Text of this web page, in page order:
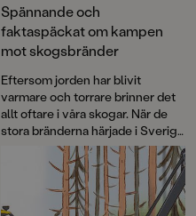
Spännande och
faktaspäckat om kampen
mot skogsbränder
Eftersom jorden har blivit
varmare och torrare brinner det
allt oftare i våra skogar. När de
stora bränderna härjade i Sverige
2018 uppstod idén att skapa en
faktabok för barn och låta Arne
Norlins och Jonas Burmans
populära barnbokskaraktär